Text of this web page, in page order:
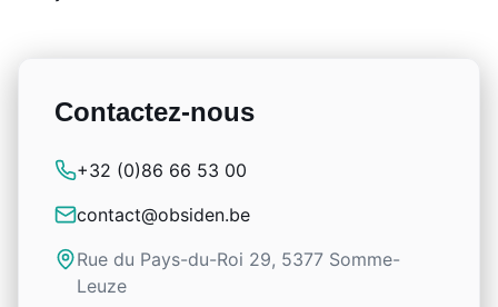
Contactez-nous
+32 (0)86 66 53 00
contact@obsiden.be
Rue du Pays-du-Roi 29, 5377 Somme-
Leuze